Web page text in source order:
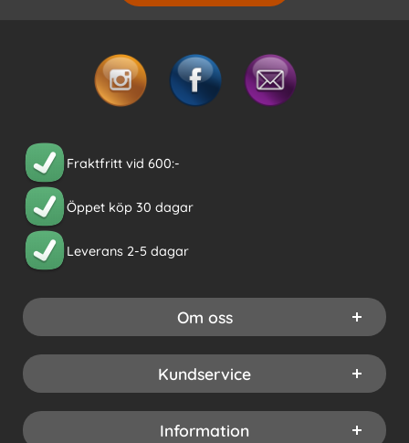
Fraktfritt vid 600:-
Öppet köp 30 dagar
Leverans 2-5 dagar
Om oss
Kundservice
Information